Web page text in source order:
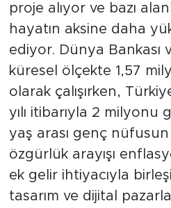
proje alıyor ve bazı
hayatın aksine daha
ediyor. Dünya Bankası
küresel ölçekte 1,57
olarak çalışırken,
yılı itibarıyla 2 milyonu
yaş arası genç
özgürlük arayışı
ek gelir ihtiyacıyla
tasarım ve dijital